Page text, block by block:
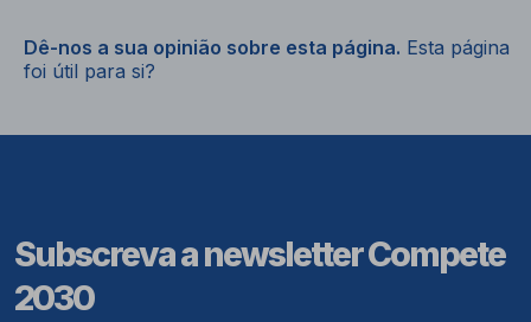
Dê-nos a sua opinião sobre esta página. Esta página
foi útil para si?
Subscreva a newsletter Compete
2030